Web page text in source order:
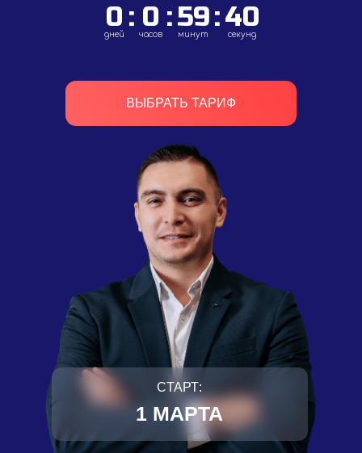
CТАРТ:
1 МАРТА
ВЫБРАТЬ ТАРИФ
0
дней
: 0
часов
:59
минут
:39
секунд